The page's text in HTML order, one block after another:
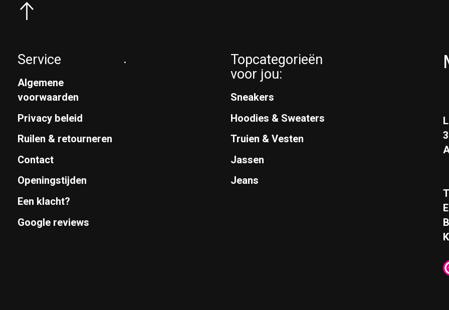
Service
Algemene
voorwaarden
Privacy beleid
Ruilen & retourneren
Contact
Openingstijden
Een klacht?
Google reviews
. Topcategorieën
voor jou:
Sneakers
Hoodies & Sweaters
Truien & Vesten
Jassen
Jeans